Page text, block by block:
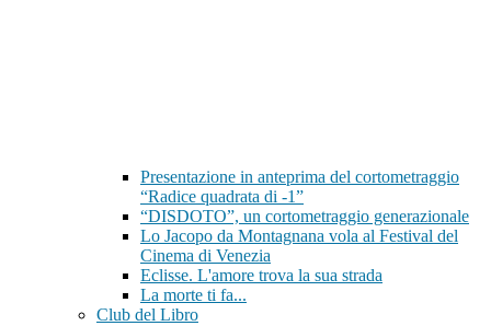
Presentazione in anteprima del cortometraggio
“Radice quadrata di -1”
“DISDOTO”, un cortometraggio generazionale
Lo Jacopo da Montagnana vola al Festival del
Cinema di Venezia
Eclisse. L'amore trova la sua strada
La morte ti fa...
Club del Libro